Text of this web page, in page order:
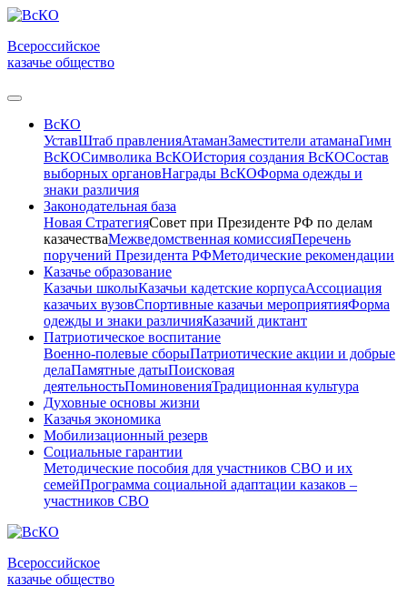
Всероссийское
казачье общество
ВсКО
УставШтаб правленияАтаманЗаместители атаманаГимн
ВсКОСимволика ВсКОИстория создания ВсКОСостав
выборных органовНаграды ВсКОФорма одежды и
знаки различия
Законодательная база
Новая СтратегияСовет при Президенте РФ по делам
казачестваМежведомственная комиссияПеречень
поручений Президента РФМетодические рекомендации
Казачье образование
Казачьи школыКазачьи кадетские корпусаАссоциация
казачьих вузовСпортивные казачьи мероприятияФорма
одежды и знаки различияКазачий диктант
Патриотическое воспитание
Военно-полевые сборыПатриотические акции и добрые
делаПамятные датыПоисковая
деятельностьПоминовенияТрадиционная культура
Духовные основы жизни
Казачья экономика
Мобилизационный резерв
Социальные гарантии
Методические пособия для участников СВО и их
семейПрограмма социальной адаптации казаков –
участников СВО
Всероссийское
казачье общество